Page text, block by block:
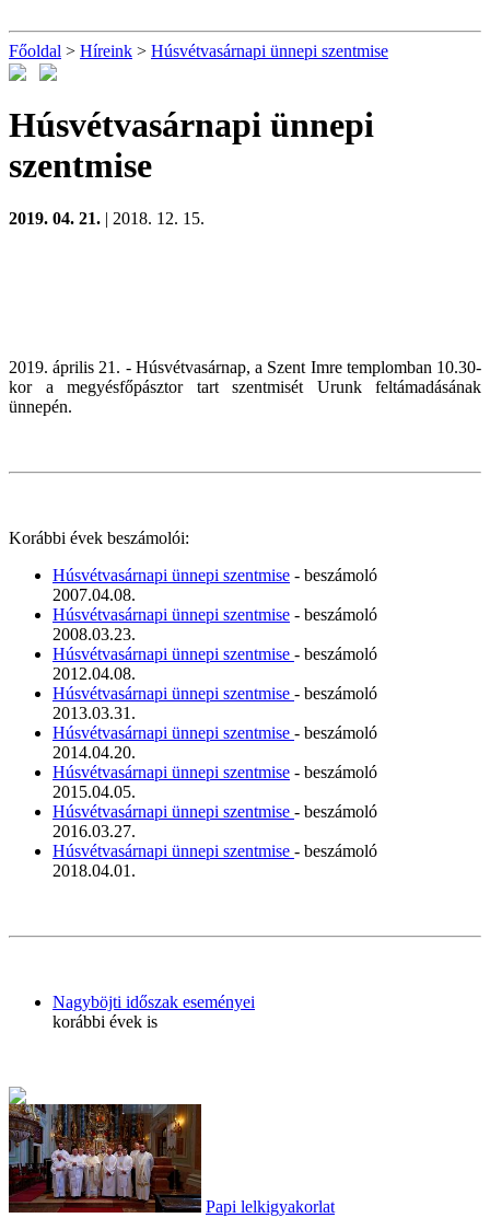
Főoldal > Híreink > Húsvétvasárnapi ünnepi szentmise
Húsvétvasárnapi ünnepi
szentmise
2019. 04. 21. | 2018. 12. 15.
2019. április 21. - Húsvétvasárnap, a Szent Imre templomban 10.30-
kor a megyésfőpásztor tart szentmisét Urunk feltámadásának
ünnepén.
Korábbi évek beszámolói:
Húsvétvasárnapi ünnepi szentmise - beszámoló
2007.04.08.
Húsvétvasárnapi ünnepi szentmise - beszámoló
2008.03.23.
Húsvétvasárnapi ünnepi szentmise - beszámoló
2012.04.08.
Húsvétvasárnapi ünnepi szentmise - beszámoló
2013.03.31.
Húsvétvasárnapi ünnepi szentmise - beszámoló
2014.04.20.
Húsvétvasárnapi ünnepi szentmise - beszámoló
2015.04.05.
Húsvétvasárnapi ünnepi szentmise - beszámoló
2016.03.27.
Húsvétvasárnapi ünnepi szentmise - beszámoló
2018.04.01.
Nagyböjti időszak eseményei
korábbi évek is
Papi lelkigyakorlat